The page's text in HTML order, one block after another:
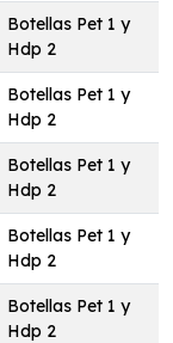
Botellas Pet 1 y
Hdp 2
Botellas Pet 1 y
Hdp 2
Botellas Pet 1 y
Hdp 2
Botellas Pet 1 y
Hdp 2
Botellas Pet 1 y
Hdp 2